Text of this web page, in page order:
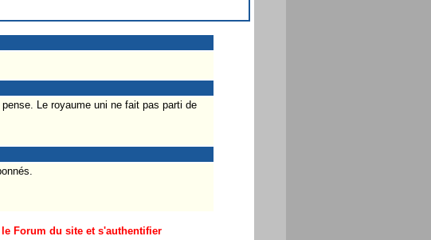
Le royaume uni ne fait pas parti de
Forum du site et s'authentifier